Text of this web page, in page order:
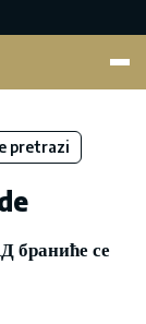
pretrazi
браниће се